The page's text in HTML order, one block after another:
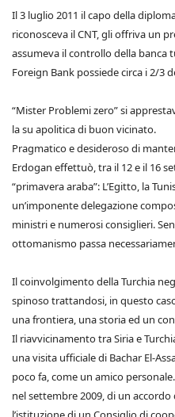
Il 3 luglio 2011 il capo della
riconosceva il CNT, gli offriva un
assumeva il controllo della banca
Foreign Bank possiede circa i 2/3
“Mister Problemi zero” si
la su apolitica di buon vicinato.
Pragmatico e desideroso di
Erdogan effettuò, tra il 12 e il 16
“primavera araba”: L’Egitto, la
un’imponente delegazione
ministri e numerosi consiglieri.
ottomanismo passa
Il coinvolgimento della Turchia
spinoso trattandosi, in questo
una frontiera, una storia ed un
Il riavvicinamento tra Siria e
una visita ufficiale di Bachar El-
poco fa, come un amico
nel settembre 2009, di un